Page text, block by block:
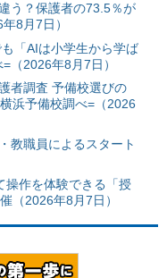
う？保護者の73.5％が
8月7日）
「AIは小学生から学ば
（2026年8月7日）
者調査 予備校選びの
浜予備校調べ=（2026
教職員によるスタート
操作を体験できる「授
（2026年8月7日）